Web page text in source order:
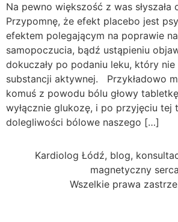
Na pewno większość z was
Przypomnę, że efekt placebo jest
efektem polegającym na poprawie
samopoczucia, bądź ustąpieniu
dokuczały po podaniu leku, który nie
substancji aktywnej. Przykładowo
komuś z powodu bólu głowy
wyłącznie glukozę, i po przyjęciu tej
dolegliwości bólowe naszego […]
Kardiolog Łódź, blog,
magnetyczny serca
Wszelkie prawa